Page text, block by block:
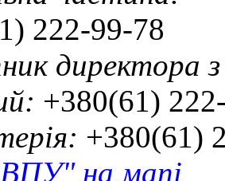
222-99-78
директора
+380(61)
+380(61)
на мапі